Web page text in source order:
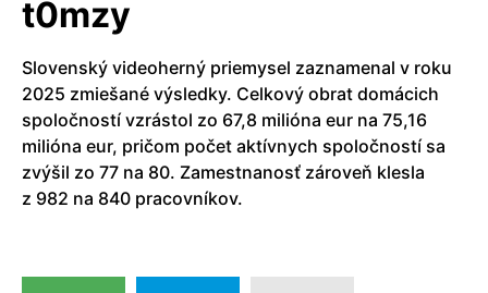
t0mzy
Slovenský videoherný priemysel zaznamenal v roku
2025 zmiešané výsledky. Celkový obrat domácich
spoločností vzrástol zo 67,8 milióna eur na 75,16
milióna eur, pričom počet aktívnych spoločností sa
zvýšil zo 77 na 80. Zamestnanosť zároveň klesla
z 982 na 840 pracovníkov.